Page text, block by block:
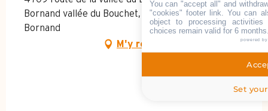
Bornand vallée du Bouchet, 74450 Le Grand-
Bornand
M'y rendre
You can "accept all" and
"cookies" footer link. You can
object to processing
choices remain valid for 6
powered by
Set